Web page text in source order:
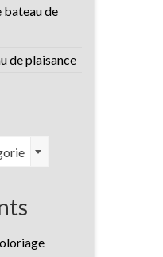
bateau de
de plaisance